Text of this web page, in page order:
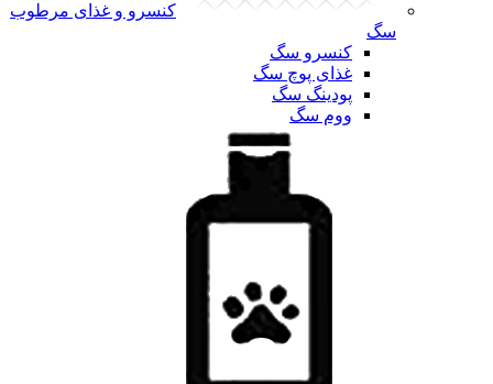
کنسرو و غذای مرطوب
سگ
کنسرو سگ
غذای پوچ سگ
پودینگ سگ
ووم سگ